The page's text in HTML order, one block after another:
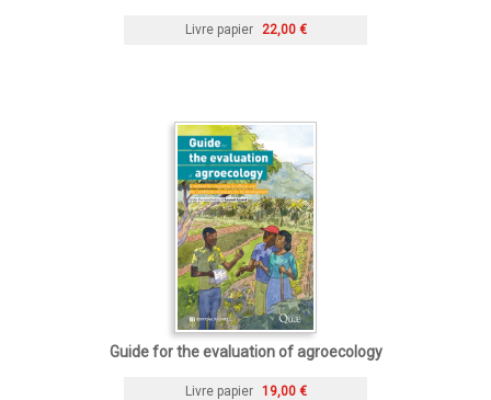
Livre papier 22,00 €
Guide for the evaluation of agroecology
Livre papier 19,00 €